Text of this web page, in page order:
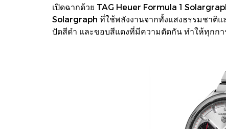
เปิดฉากด้วย TAG Heuer Formula 1
Solargraph ที่ใช้พลังงานจากทั้งแสงธรรมชาติ
ปัดสีดำ และขอบสีแดงที่มีความตัดกัน ทำให้ทุกกา